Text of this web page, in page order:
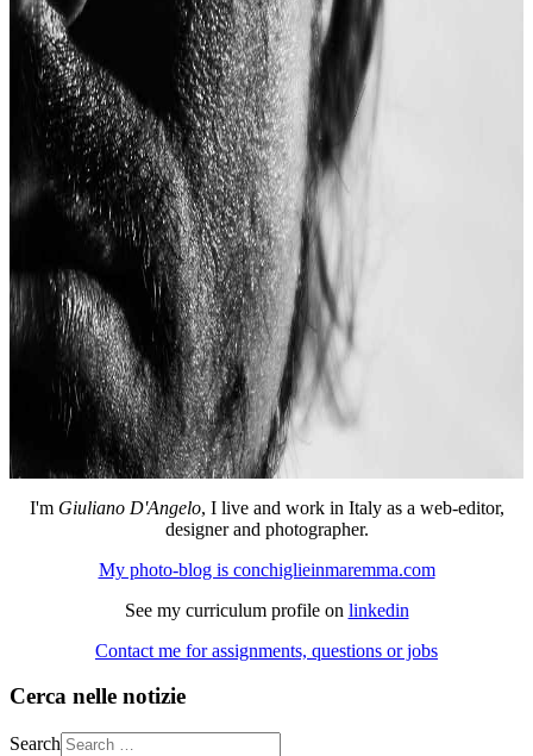
I'm Giuliano D'Angelo, I live and work in Italy as a web-editor,
designer and photographer.
My photo-blog is conchiglieinmaremma.com
See my curriculum profile on linkedin
Contact me for assignments, questions or jobs
Cerca nelle notizie
Search